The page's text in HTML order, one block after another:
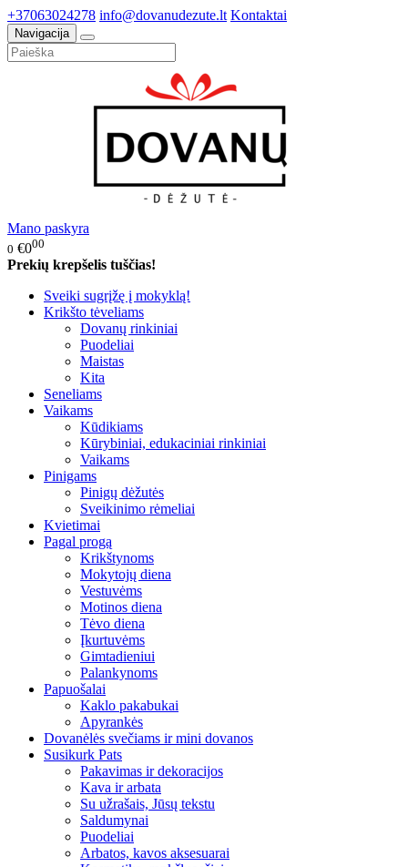
+37063024278 info@dovanudezute.lt Kontaktai
Navigacija
Mano paskyra
0 €000
Prekių krepšelis tuščias!
Sveiki sugrįžę į mokyklą!
Krikšto tėveliams
Dovanų rinkiniai
Puodeliai
Maistas
Kita
Seneliams
Vaikams
Kūdikiams
Kūrybiniai, edukaciniai rinkiniai
Vaikams
Pinigams
Pinigų dėžutės
Sveikinimo rėmeliai
Kvietimai
Pagal progą
Krikštynoms
Mokytojų diena
Vestuvėms
Motinos diena
Tėvo diena
Įkurtuvėms
Gimtadieniui
Palankynoms
Papuošalai
Kaklo pakabukai
Apyrankės
Dovanėlės svečiams ir mini dovanos
Susikurk Pats
Pakavimas ir dekoracijos
Kava ir arbata
Su užrašais, Jūsų tekstu
Saldumynai
Puodeliai
Arbatos, kavos aksesuarai